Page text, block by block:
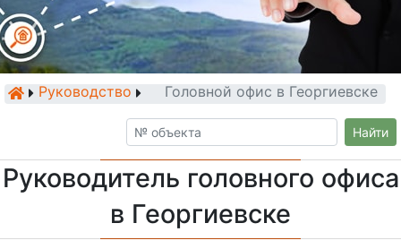
Руководство Головной офис в Георгиевске
Найти
Руководитель головного офиса
в Георгиевске